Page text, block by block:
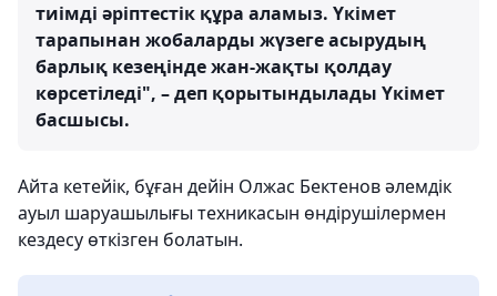
тиімді әріптестік құра аламыз. Үкімет
тарапынан жобаларды жүзеге асырудың
барлық кезеңінде жан-жақты қолдау
көрсетіледі", – деп қорытындылады Үкімет
басшысы.
Айта кетейік, бұған дейін Олжас Бектенов әлемдік
ауыл шаруашылығы техникасын өндірушілермен
кездесу өткізген болатын.